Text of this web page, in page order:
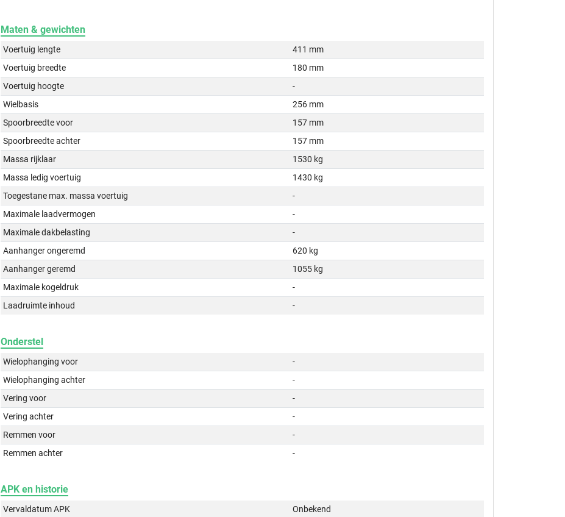
Maten & gewichten
Voertuig lengte
411 mm
Voertuig breedte
180 mm
Voertuig hoogte
-
Wielbasis
256 mm
Spoorbreedte voor
157 mm
Spoorbreedte achter
157 mm
Massa rijklaar
1530 kg
Massa ledig voertuig
1430 kg
Toegestane max. massa voertuig
-
Maximale laadvermogen
-
Maximale dakbelasting
-
Aanhanger ongeremd
620 kg
Aanhanger geremd
1055 kg
Maximale kogeldruk
-
Laadruimte inhoud
-
Onderstel
Wielophanging voor
-
Wielophanging achter
-
Vering voor
-
Vering achter
-
Remmen voor
-
Remmen achter
-
APK en historie
Vervaldatum APK Onbekend